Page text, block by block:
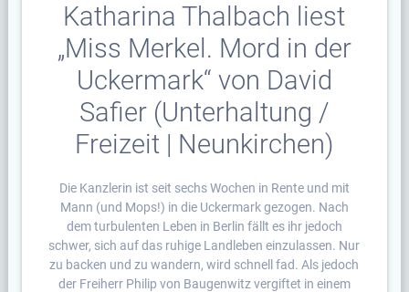
Katharina Thalbach liest
„Miss Merkel. Mord in der
Uckermark“ von David
Safier (Unterhaltung /
Freizeit | Neunkirchen)
Die Kanzlerin ist seit sechs Wochen in Rente und mit
Mann (und Mops!) in die Uckermark gezogen. Nach
dem turbulenten Leben in Berlin fällt es ihr jedoch
schwer, sich auf das ruhige Landleben einzulassen. Nur
zu backen und zu wandern, wird schnell fad. Als jedoch
der Freiherr Philip von Baugenwitz vergiftet in einem